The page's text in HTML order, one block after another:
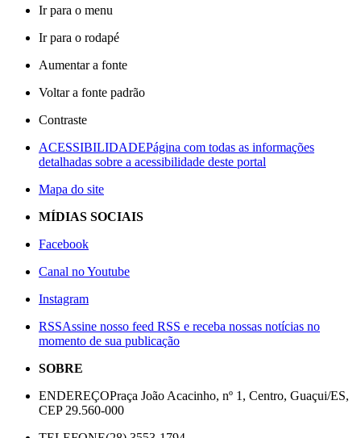
Ir para o menu
Ir para o rodapé
Aumentar a fonte
Voltar a fonte padrão
Contraste
ACESSIBILIDADEPágina com todas as informações
detalhadas sobre a acessibilidade deste portal
Mapa do site
MÍDIAS SOCIAIS
Facebook
Canal no Youtube
Instagram
RSSAssine nosso feed RSS e receba nossas notícias no
momento de sua publicação
SOBRE
ENDEREÇOPraça João Acacinho, nº 1, Centro, Guaçui/ES,
CEP 29.560-000